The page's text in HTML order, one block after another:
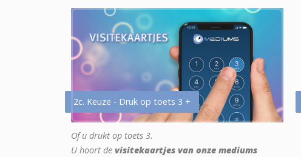
2c. Keuze - Druk op toets 3 +
Of u drukt op toets 3.
U hoort de visitekaartjes van onze mediums